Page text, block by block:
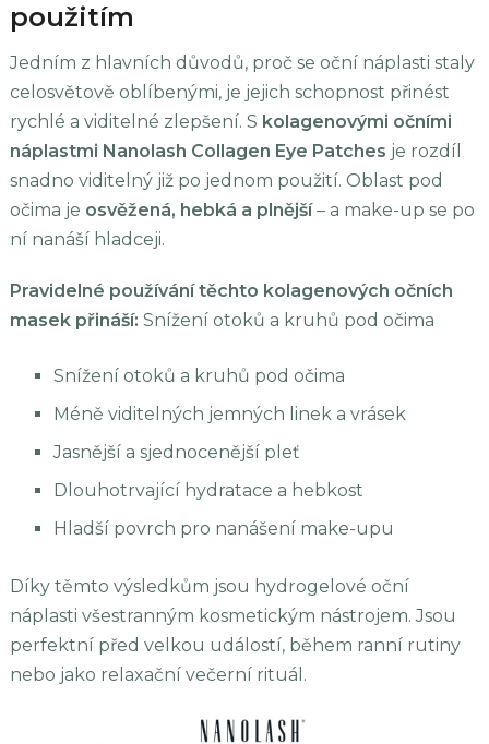
použitím
Jedním z hlavních důvodů, proč se oční náplasti staly
celosvětově oblíbenými, je jejich schopnost přinést
rychlé a viditelné zlepšení. S kolagenovými očními
náplastmi Nanolash Collagen Eye Patches je rozdíl
snadno viditelný již po jednom použití. Oblast pod
očima je osvěžená, hebká a plnější– a make-up se po
ní nanáší hladceji.
Pravidelné používání těchto kolagenových očních
masek přináší: Snížení otoků a kruhů pod očima
Snížení otoků a kruhů pod očima
Méně viditelných jemných linek a vrásek
Jasnější a sjednocenější pleť
Dlouhotrvající hydratace a hebkost
Hladší povrch pro nanášení make-upu
Díky těmto výsledkům jsou hydrogelové oční
náplasti všestranným kosmetickým nástrojem. Jsou
perfektní před velkou událostí, během ranní rutiny
nebo jako relaxační večerní rituál.